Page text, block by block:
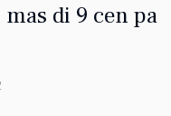
di 9 cen pa